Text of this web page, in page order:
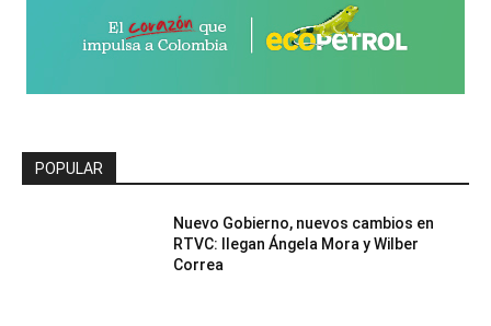
POPULAR
Nuevo Gobierno, nuevos cambios en
RTVC: llegan Ángela Mora y Wilber
Correa